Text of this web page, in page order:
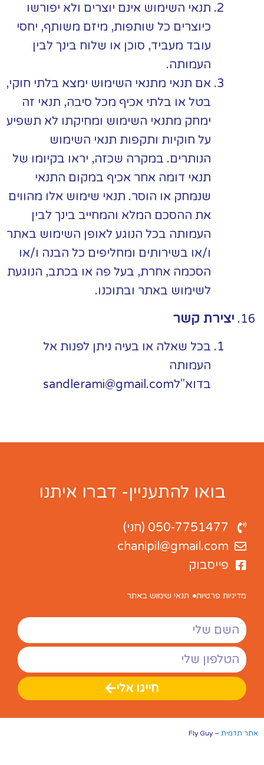
תנאי השימוש אינם יוצרים ולא יפורשו
כיוצרים כל שותפות, מיזם משותף, יחסי
עובד מעביד, סוכן או שלוח בינך לבין
העמותה.
אם תנאי מתנאי השימוש ימצא בלתי חוקי,
בטל או בלתי אכיף מכל סיבה, תנאי זה
ימחק מתנאי השימוש ומחיקתו לא תשפיע
על חוקיות ותקפות תנאי השימוש
הנותרים. במקרה שכזה, יראו בקיומו של
תנאי דומה אחר אכיף במקום התנאי
שנמחק או הוסר. תנאי שימוש אלו מהווים
את ההסכם המלא והמחייב בינך לבין
העמותה בכל הנוגע לאופן השימוש באתר
ו/או בשירותים ומחליפים כל הבנה ו/או
הסכמה אחרת, בעל פה או בכתב, הנוגעת
לשימוש באתר ובתוכנו.
יצירת קשר
בכל שאלה או בעיה ניתן לפנות אל
העמותה
בדוא"לsandlerami@gmail.com
בואו להתעניין- דברו איתנו
050-7751477 (חני)
chanipil@gmail.com
פייסבוק
מדיניות פרטיות תנאי שימוש באתר
חייגו אלי
אתר תדמית – Fly Guy